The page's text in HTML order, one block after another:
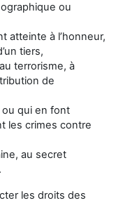
ou
atteinte à l’honneur,
tiers,
terrorisme, à
de
ou qui en font
les crimes contre
au secret
les droits des